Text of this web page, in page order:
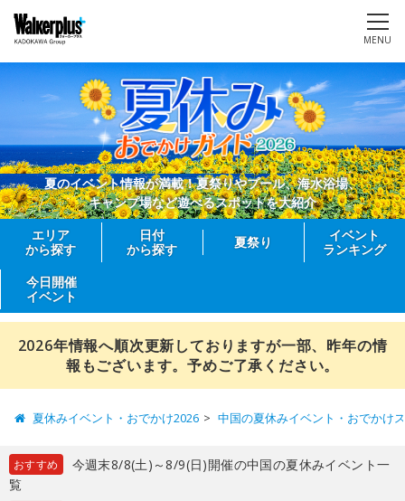
MENU
夏のイベント情報が満載！夏祭りやプール、海水浴場、
キャンプ場など遊べるスポットを大紹介
エリア
から探す
日付
から探す
夏祭り
イベント
ランキング
今日開催
イベント
2026年情報へ順次更新しておりますが一部、昨年の情
報もございます。予めご了承ください。
夏休みイベント・おでかけ2026 中国の夏休みイベント・おでかけ
おすすめ
今週末8/8(土)～8/9(日)開催の中国の夏休みイベント一
覧